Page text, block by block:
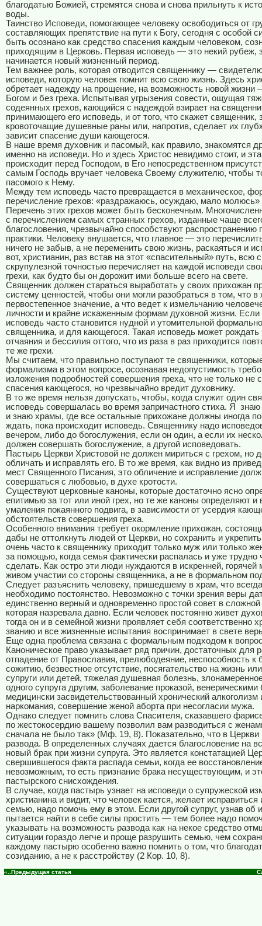
благодатью Божией, стремятся снова и снова прильнуть к
воды.
Таинство Исповеди, помогающее человеку освободиться от
составляющих препятствие на пути к Богу, сегодня с особой
быть осознано как средство спасения каждым человеком,
приходящим в Церковь. Первая исповедь — это некий рубеж,
начинается новый жизненный период.
Тем важнее роль, которая отводится священнику —
исповеди, которую человек помнит всю свою жизнь. Здесь
обретает надежду на прощение, на возможность новой жизни
Богом и без греха. Испытывая угрызения совести, ощущая
содеянных грехов, кающийся с надеждой взирает на
принимающего его исповедь, и от того, что скажет священник,
кровоточащие душевные раны или, напротив, сделает их
зависит спасение души кающегося.
В наше время духовник и пасомый, как правило, знакомятся
именно на исповеди. Но и здесь Христос невидимо стоит, и
происходит перед Господом, в Его непосредственном
самым Господь вручает человека Своему служителю, чтобы
пасомого к Нему.
Между тем исповедь часто превращается в механическое,
перечисление грехов: «раздражаюсь, осуждаю, мало молюсь»
Перечень этих грехов может быть бесконечным.
с перечислением самых странных грехов, изданные чаще
благословения, чрезвычайно способствуют распространению
практики. Человеку внушается, что главное — это
ничего не забыв, а не переменить свою жизнь, раскаяться и
вот, христианин, раз встав на этот «спасительный» путь, всю
скрупулезной точностью перечисляет на каждой исповеди
грехи, как будто бы он дорожит ими больше всего на свете.
Священник должен стараться выработать у своих прихожан
систему ценностей, чтобы они могли разобраться в том, что в
первостепенное значение, а что ведет к измельчанию
личности и крайне искаженным формам духовной жизни. Если
исповедь часто становится нудной и утомительной
священника, и для кающегося. Такая исповедь может рождать
отчаяния и бессилия оттого, что из раза в раз приходится
те же грехи.
Мы считаем, что правильно поступают те священники,
формализма в этом вопросе, осознавая недопустимость
изложения подробностей совершения греха, что не только не
спасения кающегося, но чрезвычайно вредит духовнику.
В то же время нельзя допускать, чтобы, когда служит один
исповедь совершалась во время запричастного стиха. Я знаю
и знаю храмы, где все остальные прихожане должны иногда
ждать, пока происходит исповедь. Священнику надо
вечером, либо до богослужения, если он один, а если их
должен совершать богослужение, а другой исповедовать.
Пастырь Церкви Христовой не должен мириться с грехом, но
обличать и исправлять его. В то же время, как видно из
мест Священного Писания, это обличение и исправление
совершаться с любовью, в духе кротости.
Существуют церковные каноны, которые достаточно ясно
епитимью за тот или иной грех, но те же каноны определяют и
умаления покаянного подвига, в зависимости от усердия
обстоятельств совершения греха.
Особенного внимания требует окормление прихожан,
дабы не оттолкнуть людей от Церкви, но сохранить и
очень часто к священнику приходит только муж или только
за помощью, когда семья фактически распалась и уже трудно
сделать. Как остро эти люди нуждаются в искренней, горячей
живом участии со стороны священника, а не в формальном
Следует разъяснить человеку, пришедшему в храм, что
необходимо постоянство. Невозможно с точки зрения веры
единственно верный и одновременно простой совет в
которая назревала давно. Если человек постоянно живет
тогда он и в семейной жизни проявляет себя соответственно
званию и все жизненные испытания воспринимает в свете
Еще одна проблема связана с формальным подходом к
Каноническое право указывает ряд причин, достаточных для
отпадение от Православия, прелюбодеяние, неспособность к
сожитию, безвестное отсутствие, посягательство на жизнь
супруги или детей, тяжелая душевная болезнь,
одного супруга другим, заболевание проказой,
медицински засвидетельствованный хронический алкоголизм
наркомания, совершение женой аборта при несогласии мужа.
Однако следует помнить слова Спасителя, сказавшего
по жестокосердию вашему позволил вам разводиться с
сначала не было так» (Мф. 19, 8). Показательно, что в Церкви
развода. В определенных случаях дается благословение на
новый брак при жизни супруга. Это является констатацией
свершившегося факта распада семьи, когда ее
невозможным, то есть признание брака несуществующим, и
пастырского снисхождения.
В случае, когда пастырь узнает на исповеди о супружеской
христианина и видит, что человек кается, желает исправиться
семью, надо помочь ему в этом. Если другой супруг, узнав об
пытается найти в себе силы простить — тем более надо
указывать на возможность развода как на некое средство
ситуации гораздо легче и проще разрушить семью, чем
каждому пастырю особенно важно помнить о том, что
созиданию, а не к расстройству (2 Кор. 10, 8).
«..Предыдущая статья